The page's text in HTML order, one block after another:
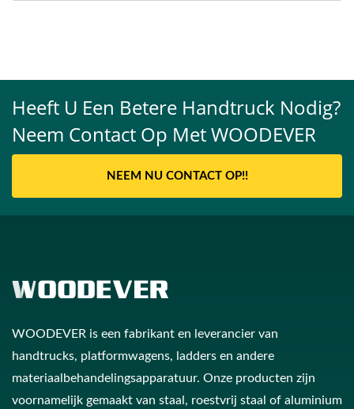
Heeft U Een Betere Handtruck Nodig?
Neem Contact Op Met WOODEVER
NEEM NU CONTACT OP!!
WOODEVER is een fabrikant en leverancier van
handtrucks, platformwagens, ladders en andere
materiaalbehandelingsapparatuur. Onze producten zijn
voornamelijk gemaakt van staal, roestvrij staal of aluminium